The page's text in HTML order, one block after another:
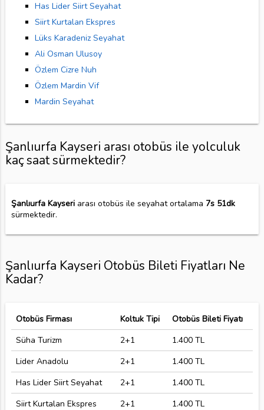
Has Lider Siirt Seyahat
Siirt Kurtalan Ekspres
Lüks Karadeniz Seyahat
Ali Osman Ulusoy
Özlem Cizre Nuh
Özlem Mardin Vif
Mardin Seyahat
Şanlıurfa Kayseri arası otobüs ile yolculuk
kaç saat sürmektedir?
Şanlıurfa Kayseriarası otobüs ile seyahat ortalama 7s 51dk
sürmektedir.
Şanlıurfa Kayseri Otobüs Bileti Fiyatları Ne
Kadar?
Otobüs Firması Koltuk Tipi
Otobüs Bileti Fiyatı
Süha Turizm
2+1
1.400 TL
Lider Anadolu
2+1
1.400 TL
Has Lider Siirt Seyahat
2+1
1.400 TL
Siirt Kurtalan Ekspres
2+1
1.400 TL